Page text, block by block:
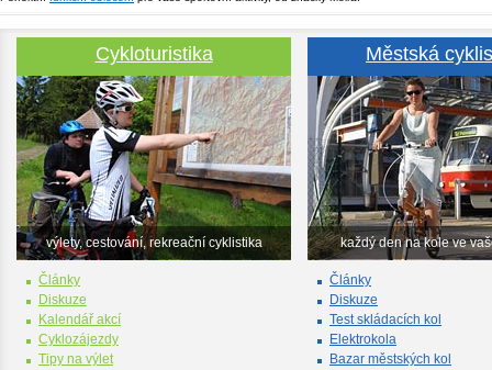
Cykloturistika
výlety, cestování, rekreační cyklistika
Články
Diskuze
Kalendář akcí
Cyklozájezdy
Tipy na výlet
Městská
každý den na kole ve
Články
Diskuze
Test skládacích kol
Elektrokola
Bazar městských kol